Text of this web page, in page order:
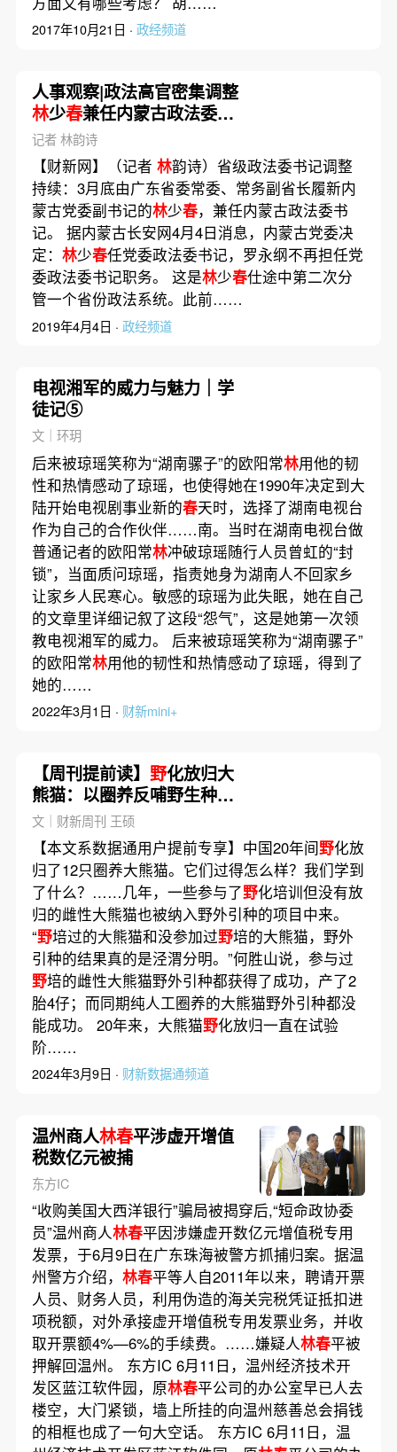
2017年10月21日 · 政经频道
人事观察|政法高官密集调整
林少春兼任内蒙古政法委书
记
记者 林韵诗
【财新网】（记者 林韵诗）省级政法委书记调整
持续：3月底由广东省委常委、常务副省长履新内
蒙古党委副书记的林少春，兼任内蒙古政法委书
记。 据内蒙古长安网4月4日消息，内蒙古党委决
定： 林少春任党委政法委书记，罗永纲不再担任党
委政法委书记职务。 这是林少春仕途中第二次分
管一个省份政法系统。此前……
2019年4月4日 · 政经频道
电视湘军的威力与魅力｜学
徒记⑤
文｜环玥
后来被琼瑶笑称为“湖南骡子”的欧阳常林用他的韧
性和热情感动了琼瑶，也使得她在1990年决定到大
陆开始电视剧事业新的春天时，选择了湖南电视台
作为自己的合作伙伴……南。当时在湖南电视台做
普通记者的欧阳常林冲破琼瑶随行人员曾虹的“封
锁”，当面质问琼瑶，指责她身为湖南人不回家乡
让家乡人民寒心。敏感的琼瑶为此失眠，她在自己
的文章里详细记叙了这段“怨气”，这是她第一次领
教电视湘军的威力。 后来被琼瑶笑称为“湖南骡子”
的欧阳常林用他的韧性和热情感动了琼瑶，得到了
她的……
2022年3月1日 · 财新mini+
【周刊提前读】 野化放归大
熊猫：以圈养反哺野生种群
的20年实验
文｜财新周刊 王硕
【本文系数据通用户提前专享】中国20年间野化放
归了12只圈养大熊猫。它们过得怎么样？我们学到
了什么？……几年，一些参与了野化培训但没有放
归的雌性大熊猫也被纳入野外引种的项目中来。
“野培过的大熊猫和没参加过野培的大熊猫，野外
引种的结果真的是泾渭分明。”何胜山说，参与过
野培的雌性大熊猫野外引种都获得了成功，产了2
胎4仔；而同期纯人工圈养的大熊猫野外引种都没
能成功。 20年来，大熊猫野化放归一直在试验
阶……
2024年3月9日 · 财新数据通频道
温州商人林春平涉虚开增值
税数亿元被捕
东方IC
“收购美国大西洋银行”骗局被揭穿后,“短命政协委
员”温州商人林春平因涉嫌虚开数亿元增值税专用
发票，于6月9日在广东珠海被警方抓捕归案。据温
州警方介绍， 林春平等人自2011年以来，聘请开票
人员、财务人员，利用伪造的海关完税凭证抵扣进
项税额，对外承接虚开增值税专用发票业务，并收
取开票额4%—6%的手续费。……嫌疑人林春平被
押解回温州。 东方IC 6月11日，温州经济技术开
发区蓝江软件园，原林春平公司的办公室早已人去
楼空，大门紧锁，墙上所挂的向温州慈善总会捐钱
的相框也成了一句大空话。 东方IC 6月11日，温